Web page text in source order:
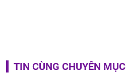
TIN CÙNG CHUYÊN MỤC